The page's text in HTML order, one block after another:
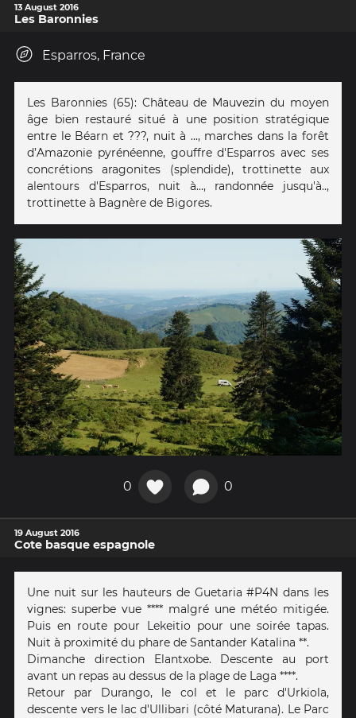
13 August 2016
Les Baronnies
Esparros, France
Les Baronnies (65): Château de Mauvezin du moyen
âge bien restauré situé à une position stratégique
entre le Béarn et ???, nuit à ..., marches dans la forêt
d’Amazonie pyrénéenne, gouffre d'Esparros avec ses
concrétions aragonites (splendide), trottinette aux
alentours d'Esparros, nuit à..., randonnée jusqu'à..,
trottinette à Bagnère de Bigores.
0 0
19 August 2016
Cote basque espagnole
Une nuit sur les hauteurs de Guetaria #P4N dans les
vignes: superbe vue **** malgré une météo mitigée.
Puis en route pour Lekeitio pour une soirée tapas.
Nuit à proximité du phare de Santander Katalina **.
Dimanche direction Elantxobe. Descente au port
avant un repas au dessus de la plage de Laga ****.
Retour par Durango, le col et le parc d'Urkiola,
descente vers le lac d'Ullibari (côté Maturana). Le Parc